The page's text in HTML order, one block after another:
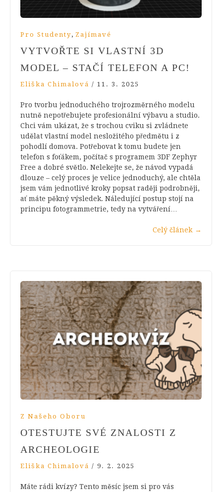
Pro Studenty, Zajímavé
VYTVOŘTE SI VLASTNÍ 3D
MODEL – STAČÍ TELEFON A PC!
Eliška Chimalová / 11. 3. 2025
Pro tvorbu jednoduchého trojrozměrného modelu
nutně nepotřebujete profesionální výbavu a studio.
Chci vám ukázat, že s trochou cviku si zvládnete
udělat vlastní model nesložitého předmětu i z
pohodlí domova. Potřebovat k tomu budete jen
telefon s foťákem, počítač s programem 3DF Zephyr
Free a dobré světlo. Nelekejte se, že návod vypadá
dlouze – celý proces je velice jednoduchý, ale chtěla
jsem vám jednotlivé kroky popsat raději podrobněji,
ať máte pěkný výsledek. Náledující postup stojí na
principu fotogrammetrie, tedy na vytváření…
Celý článek →
Z Našeho Oboru
OTESTUJTE SVÉ ZNALOSTI Z
ARCHEOLOGIE
Eliška Chimalová / 9. 2. 2025
Máte rádi kvízy? Tento měsíc jsem si pro vás